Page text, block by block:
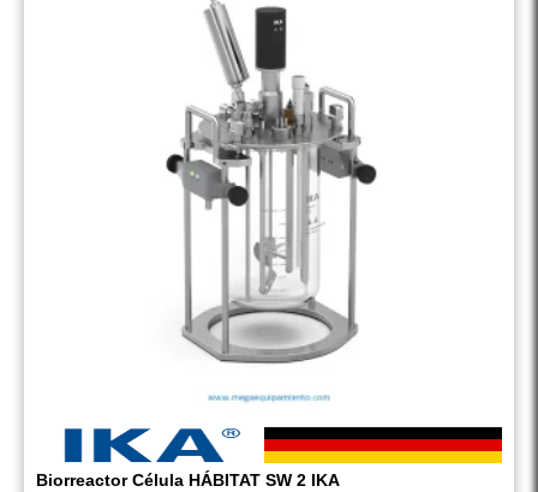
Biorreactor Célula HÁBITAT SW 2 IKA